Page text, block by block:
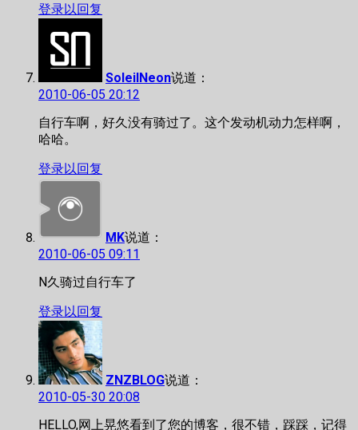
登录以回复
SoleilNeon说道：
2010-06-05 20:12
自行车啊，好久没有骑过了。这个发动机动力怎样啊，
哈哈。
登录以回复
MK说道：
2010-06-05 09:11
N久骑过自行车了
登录以回复
ZNZBLOG说道：
2010-05-30 20:08
HELLO,网上晃悠看到了您的博客，很不错，踩踩，记得